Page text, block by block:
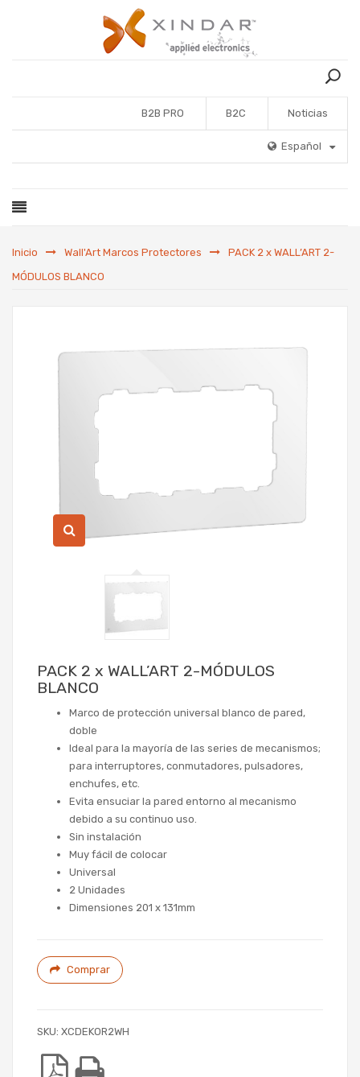
B2B PRO B2C Noticias
Español
Inicio Wall'Art Marcos Protectores
PACK 2 x WALL’ART 2-
MÓDULOS BLANCO
PACK 2 x WALL’ART 2-MÓDULOS
BLANCO
Marco de protección universal blanco de pared,
doble
Ideal para la mayoría de las series de mecanismos;
para interruptores, conmutadores, pulsadores,
enchufes, etc.
Evita ensuciar la pared entorno al mecanismo
debido a su continuo uso.
Sin instalación
Muy fácil de colocar
Universal
2 Unidades
Dimensiones 201 x 131mm
Comprar
SKU: XCDEKOR2WH